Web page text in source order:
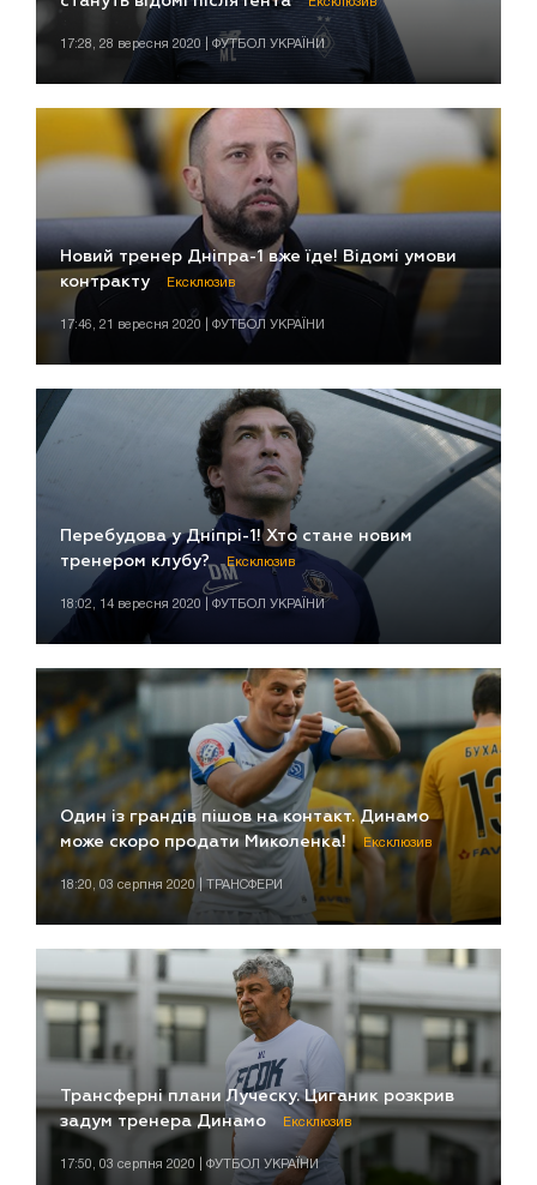
Ексклюзив
17:28, 28 вересня 2020 | ФУТБОЛ УКРАЇНИ
Новий тренер Дніпра-1 вже їде! Відомі умови
контракту
Ексклюзив
17:46, 21 вересня 2020 | ФУТБОЛ УКРАЇНИ
Перебудова у Дніпрі-1! Хто стане новим
тренером клубу?
Ексклюзив
18:02, 14 вересня 2020 | ФУТБОЛ УКРАЇНИ
Один із грандів пішов на контакт. Динамо
може скоро продати Миколенка!
Ексклюзив
18:20, 03 серпня 2020 | ТРАНСФЕРИ
Трансферні плани Луческу. Циганик розкрив
задум тренера Динамо
Ексклюзив
17:50, 03 серпня 2020 | ФУТБОЛ УКРАЇНИ